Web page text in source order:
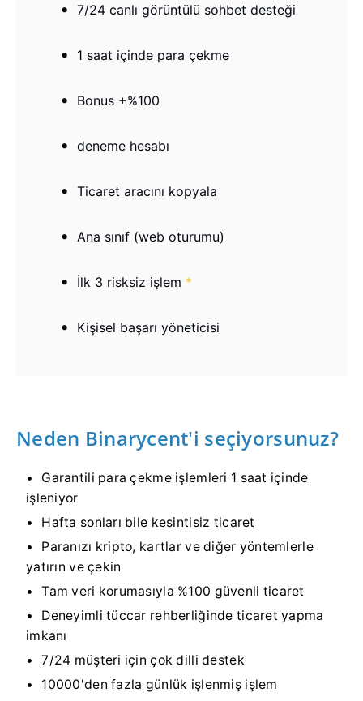
7/24 canlı görüntülü sohbet desteği
1 saat içinde para çekme
Bonus +%100
deneme hesabı
Ticaret aracını kopyala
Ana sınıf (web oturumu)
İlk 3 risksiz işlem *
Kişisel başarı yöneticisi
Neden Binarycent'i seçiyorsunuz?
Garantili para çekme işlemleri 1 saat içinde
işleniyor
Hafta sonları bile kesintisiz ticaret
Paranızı kripto, kartlar ve diğer yöntemlerle
yatırın ve çekin
Tam veri korumasıyla %100 güvenli ticaret
Deneyimli tüccar rehberliğinde ticaret yapma
imkanı
7/24 müşteri için çok dilli destek
10000'den fazla günlük işlenmiş işlem